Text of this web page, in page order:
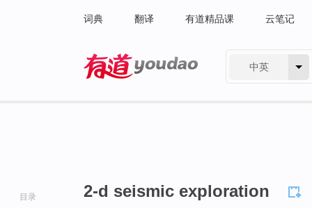
词典 翻译 有道精品课 云笔记
中英
目录 2-d seismic exploration